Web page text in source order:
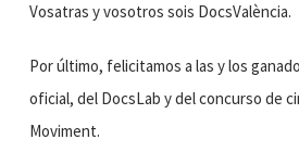
Vosatras y vosotros sois DocsValència.
Por último, felicitamos a las y los
oficial, del DocsLab y del concurso de
Moviment.